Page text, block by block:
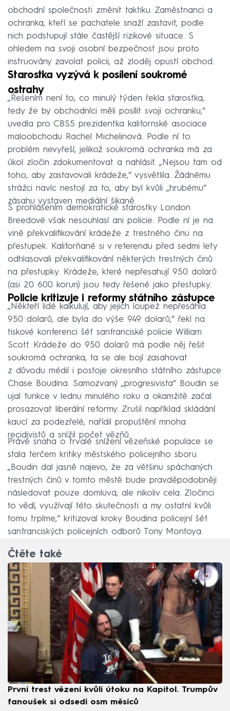
obchodní společnosti změnit taktiku. Zaměstnanci a
ochranka, kteří se pachatele snaží zastavit, podle
nich podstupují stále častější rizikové situace. S
ohledem na svoji osobní bezpečnost jsou proto
instruovány zavolat policii, až zloděj opustí obchod.
Starostka vyzývá k posílení soukromé
ostrahy
„Řešením není to, co minulý týden řekla starostka,
tedy že by obchodníci měli posílit svoji ochranku,“
uvedla pro CBS5 prezidentka kalifornské asociace
maloobchodu Rachel Michelinová. Podle ní to
problém nevyřeší, jelikož soukromá ochranka má za
úkol zločin zdokumentovat a nahlásit. „Nejsou tam od
toho, aby zastavovali krádeže,“ vysvětlila. Žádnému
strážci navíc nestojí za to, aby byl kvůli „hrubému“
zásahu vystaven mediální šikaně.
S prohlášením demokratické starostky London
Breedové však nesouhlasí ani policie. Podle ní je na
vině překvalifikování krádeže z trestného činu na
přestupek. Kaliforňané si v referendu před sedmi lety
odhlasovali překvalifikování některých trestných činů
na přestupky. Krádeže, které nepřesahují 950 dolarů
(asi 20 600 korun) jsou tedy řešené jako přestupky.
Policie kritizuje i reformy státního zástupce
„Někteří lidé kalkulují, aby jejich loupež nepřesáhla
950 dolarů, ale byla do výše 949 dolarů,“ řekl na
tiskové konferenci šéf sanfranciské policie William
Scott. Krádeže do 950 dolarů má podle něj řešit
soukromá ochranka, ta se ale bojí zasahovat
z důvodu médií i postoje okresního státního zástupce
Chase Boudina. Samozvaný „progresivista“ Boudin se
ujal funkce v lednu minulého roku a okamžitě začal
prosazovat liberální reformy. Zrušil například skládání
kaucí za podezřelé, nařídil propuštění mnoha
recidivistů a snížil počet vězňů.
Právě snaha o trvalé snížení vězeňské populace se
stala terčem kritiky městského policejního sboru.
„Boudin dal jasně najevo, že za většinu spáchaných
trestných činů v tomto městě bude pravděpodobněji
následovat pouze domluva, ale nikoliv cela. Zločinci
to vědí, využívají této skutečnosti a my ostatní kvůli
tomu trpíme,“ kritizoval kroky Boudina policejní šéf
sanfranciských policejních odborů Tony Montoya.
Čtěte také
První trest vězení kvůli útoku na Kapitol. Trumpův
fanoušek si odsedí osm měsíců